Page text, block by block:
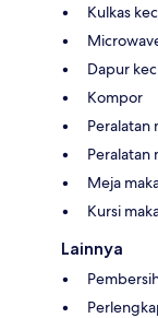
Kulkas
Dapur
Kompor
Peralatan
Meja
Kursi
Lainnya